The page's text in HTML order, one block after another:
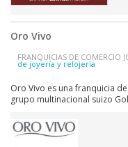
Oro Vivo
FRANQUICIAS DE COMERCIO
de joyería y relojería
Oro Vivo es una franquicia
grupo multinacional suizo
fabricación y distribución de
hoy esta enseña...